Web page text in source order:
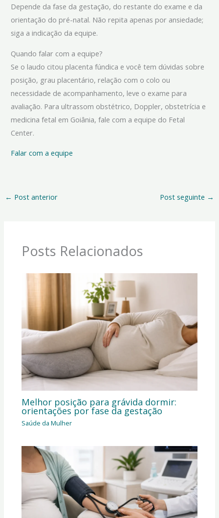
Depende da fase da gestação, do restante do exame e da
orientação do pré-natal. Não repita apenas por ansiedade;
siga a indicação da equipe.
Quando falar com a equipe?
Se o laudo citou placenta fúndica e você tem dúvidas sobre
posição, grau placentário, relação com o colo ou
necessidade de acompanhamento, leve o exame para
avaliação. Para ultrassom obstétrico, Doppler, obstetrícia e
medicina fetal em Goiânia, fale com a equipe do Fetal
Center.
Falar com a equipe
← Post anterior Post seguinte →
Posts Relacionados
Melhor posição para grávida dormir:
orientações por fase da gestação
Saúde da Mulher